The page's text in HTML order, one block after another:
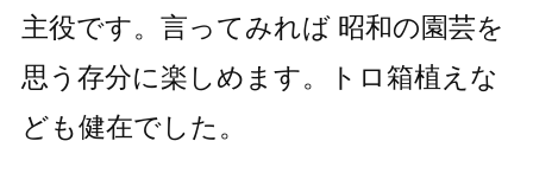
主役です。言ってみれば 昭和の園芸を
思う存分に楽しめます。トロ箱植えな
ども健在でした。